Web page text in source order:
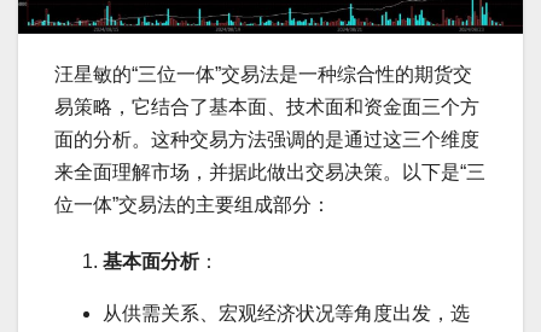
汪星敏的“三位一体”交易法是一种综合性的期货交
易策略，它结合了基本面、技术面和资金面三个方
面的分析。这种交易方法强调的是通过这三个维度
来全面理解市场，并据此做出交易决策。以下是“三
位一体”交易法的主要组成部分：
基本面分析：
从供需关系、宏观经济状况等角度出发，选